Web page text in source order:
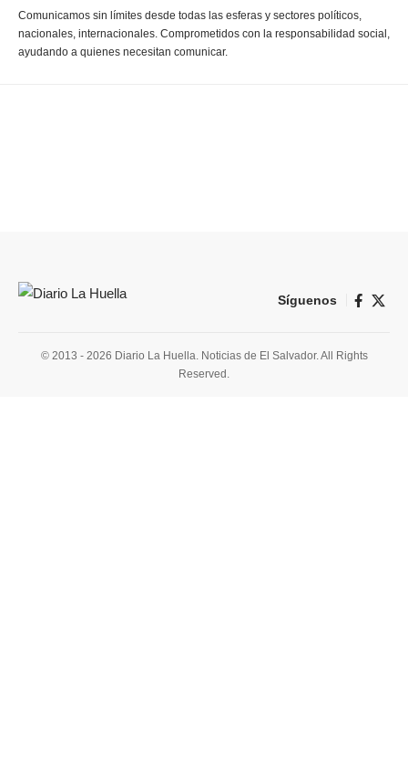
Comunicamos sin límites desde todas las esferas y sectores políticos,
nacionales, internacionales. Comprometidos con la responsabilidad social,
ayudando a quienes necesitan comunicar.
Síguenos
© 2013 - 2026 Diario La Huella. Noticias de El Salvador. All Rights
Reserved.